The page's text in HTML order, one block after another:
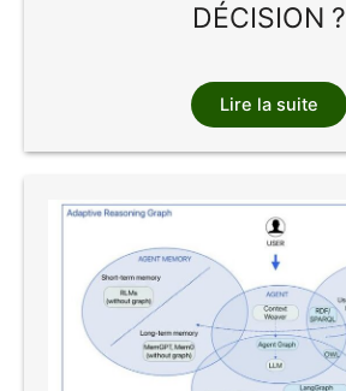
DÉCISION ?
Lire la suite